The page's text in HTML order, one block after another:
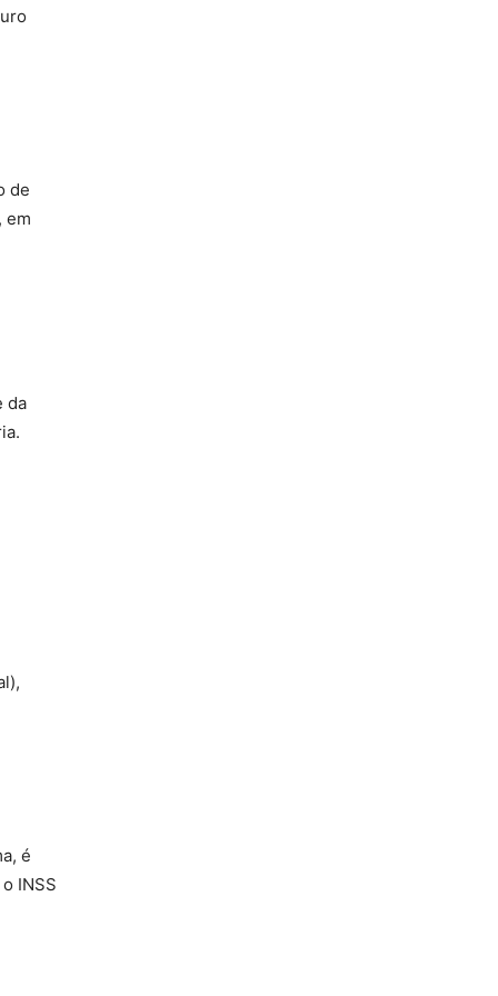
de
em
da
é
INSS